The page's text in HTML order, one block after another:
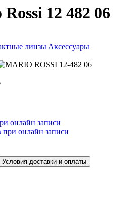
12 482 06
линзы Аксессуары
онлайн записи
Условия доставки и оплаты